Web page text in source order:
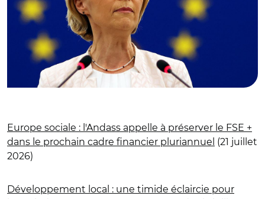
Europe sociale : l'Andass appelle à préserver le FSE +
dans le prochain cadre financier pluriannuel (21 juillet
2026)
Développement local : une timide éclaircie pour